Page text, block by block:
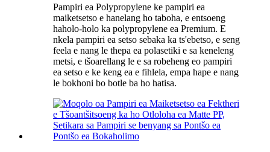
Pampiri ea Polypropylene ke pampiri ea
maiketsetso e hanelang ho taboha, e entsoeng
haholo-holo ka polypropylene ea Premium. E
nkela pampiri ea setso sebaka ka ts'ebetso, e seng
feela e nang le thepa ea polasetiki e sa keneleng
metsi, e tšoarellang le e sa robeheng eo pampiri
ea setso e ke keng ea e fihlela, empa hape e nang
le bokhoni bo botle ba ho hatisa.